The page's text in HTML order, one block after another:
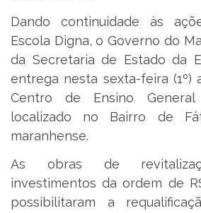
Dando continuidade às
Escola Digna, o Governo do
da Secretaria de Estado da
entrega nesta sexta-feira (1º)
Centro de Ensino General
localizado no Bairro de
maranhense.
As obras de
investimentos da ordem de
possibilitaram a